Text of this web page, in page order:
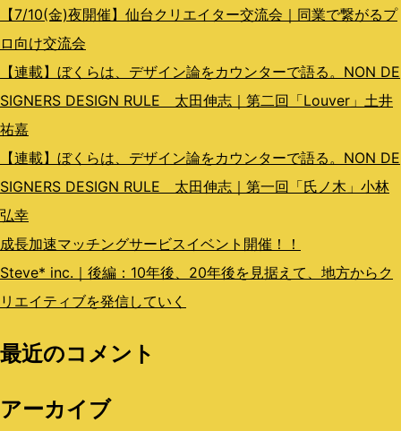
ン【7/10(金)夜開催】仙台クリエイター交流会｜同業で繋がるプ
ロ向け交流会
【連載】ぼくらは、デザイン論をカウンターで語る。NON DE
SIGNERS DESIGN RULE 太田伸志｜第二回「Louver」土井
祐嘉
【連載】ぼくらは、デザイン論をカウンターで語る。NON DE
SIGNERS DESIGN RULE 太田伸志｜第一回「氏ノ木」小林
弘幸
成長加速マッチングサービスイベント開催！！
Steve* inc.｜後編：10年後、20年後を見据えて、地方からク
リエイティブを発信していく
最近のコメント
アーカイブ